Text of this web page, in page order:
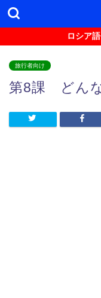
ロシア
旅行者向け
第8課 どん